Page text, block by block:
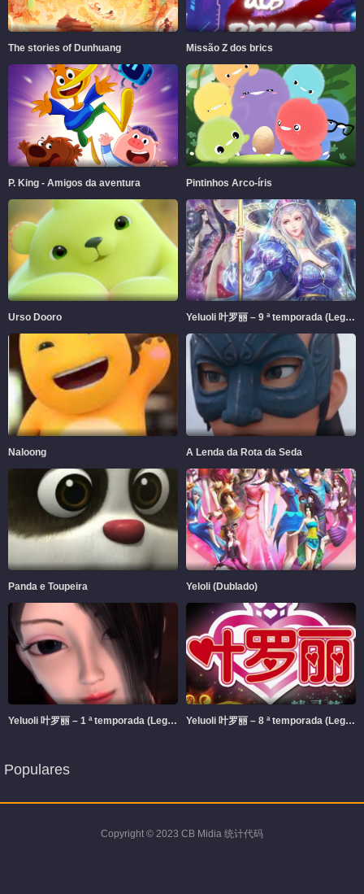
45 46 47 48
49 51
53 54 55
58 59
61 62 63 64
65 66 67 68
71 72
73 75 76
79
81 82 83 84
85 87
91 92
93
97 99 100
101 102 103 104
105 106 107 108
111 112
113 115 116
117 118 119 120
121 122 123 124
134 135
The stories of Dunhuang Missão Z dos brics
P. King - Amigos da aventura Pintinhos Arco-íris
Urso Dooro Yeluoli 叶罗丽 – 9 ª temporada (Legendado)
Naloong A Lenda da Rota da Seda
Panda e Toupeira Yeloli (Dublado)
Yeluoli 叶罗丽 – 1 ª temporada (Legendado) Yeluoli 叶罗丽 – 8 ª temporada (Legendado)
Populares
Copyright © 2023 CB Midia 统计代码